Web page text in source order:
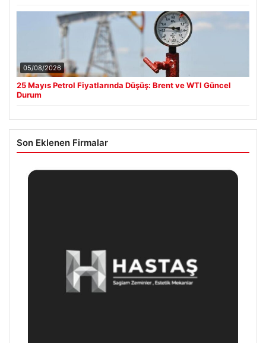
05/08/2026
25 Mayıs Petrol Fiyatlarında Düşüş: Brent ve WTI Güncel
Durum
Son Eklenen Firmalar